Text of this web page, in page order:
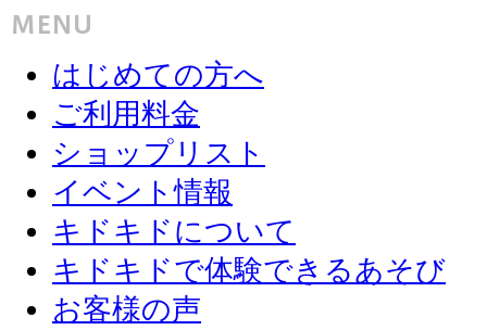
はじめての方へ
ご利用料金
ショップリスト
イベント情報
キドキドについて
キドキドで体験できるあそび
お客様の声